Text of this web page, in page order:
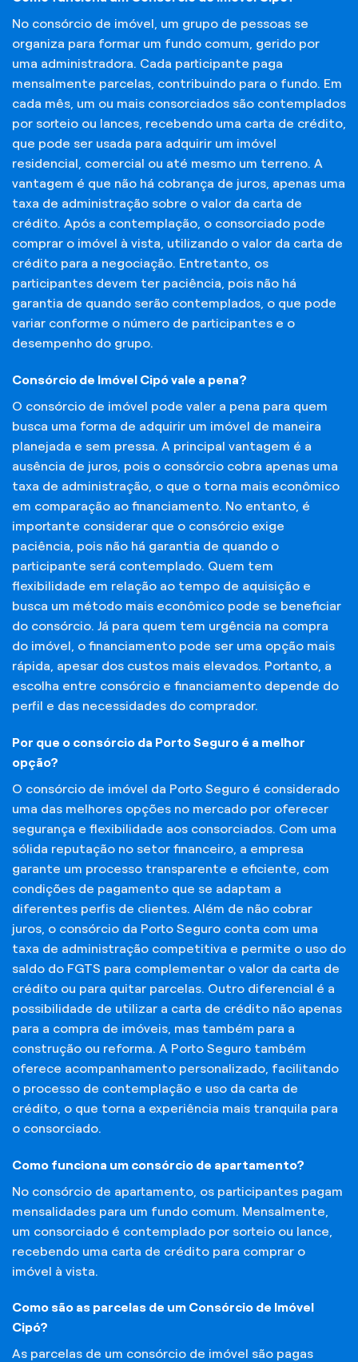
No consórcio de imóvel, um grupo de pessoas se
organiza para formar um fundo comum, gerido por
uma administradora. Cada participante paga
mensalmente parcelas, contribuindo para o fundo. Em
cada mês, um ou mais consorciados são contemplados
por sorteio ou lances, recebendo uma carta de crédito,
que pode ser usada para adquirir um imóvel
residencial, comercial ou até mesmo um terreno. A
vantagem é que não há cobrança de juros, apenas uma
taxa de administração sobre o valor da carta de
crédito. Após a contemplação, o consorciado pode
comprar o imóvel à vista, utilizando o valor da carta de
crédito para a negociação. Entretanto, os
participantes devem ter paciência, pois não há
garantia de quando serão contemplados, o que pode
variar conforme o número de participantes e o
desempenho do grupo.
Consórcio de Imóvel Cipó vale a pena?
O consórcio de imóvel pode valer a pena para quem
busca uma forma de adquirir um imóvel de maneira
planejada e sem pressa. A principal vantagem é a
ausência de juros, pois o consórcio cobra apenas uma
taxa de administração, o que o torna mais econômico
em comparação ao financiamento. No entanto, é
importante considerar que o consórcio exige
paciência, pois não há garantia de quando o
participante será contemplado. Quem tem
flexibilidade em relação ao tempo de aquisição e
busca um método mais econômico pode se beneficiar
do consórcio. Já para quem tem urgência na compra
do imóvel, o financiamento pode ser uma opção mais
rápida, apesar dos custos mais elevados. Portanto, a
escolha entre consórcio e financiamento depende do
perfil e das necessidades do comprador.
Por que o consórcio da Porto Seguro é a melhor
opção?
O consórcio de imóvel da Porto Seguro é considerado
uma das melhores opções no mercado por oferecer
segurança e flexibilidade aos consorciados. Com uma
sólida reputação no setor financeiro, a empresa
garante um processo transparente e eficiente, com
condições de pagamento que se adaptam a
diferentes perfis de clientes. Além de não cobrar
juros, o consórcio da Porto Seguro conta com uma
taxa de administração competitiva e permite o uso do
saldo do FGTS para complementar o valor da carta de
crédito ou para quitar parcelas. Outro diferencial é a
possibilidade de utilizar a carta de crédito não apenas
para a compra de imóveis, mas também para a
construção ou reforma. A Porto Seguro também
oferece acompanhamento personalizado, facilitando
o processo de contemplação e uso da carta de
crédito, o que torna a experiência mais tranquila para
o consorciado.
Como funciona um consórcio de apartamento?
No consórcio de apartamento, os participantes pagam
mensalidades para um fundo comum. Mensalmente,
um consorciado é contemplado por sorteio ou lance,
recebendo uma carta de crédito para comprar o
imóvel à vista.
Como são as parcelas de um Consórcio de Imóvel
Cipó?
As parcelas de um consórcio de imóvel são pagas